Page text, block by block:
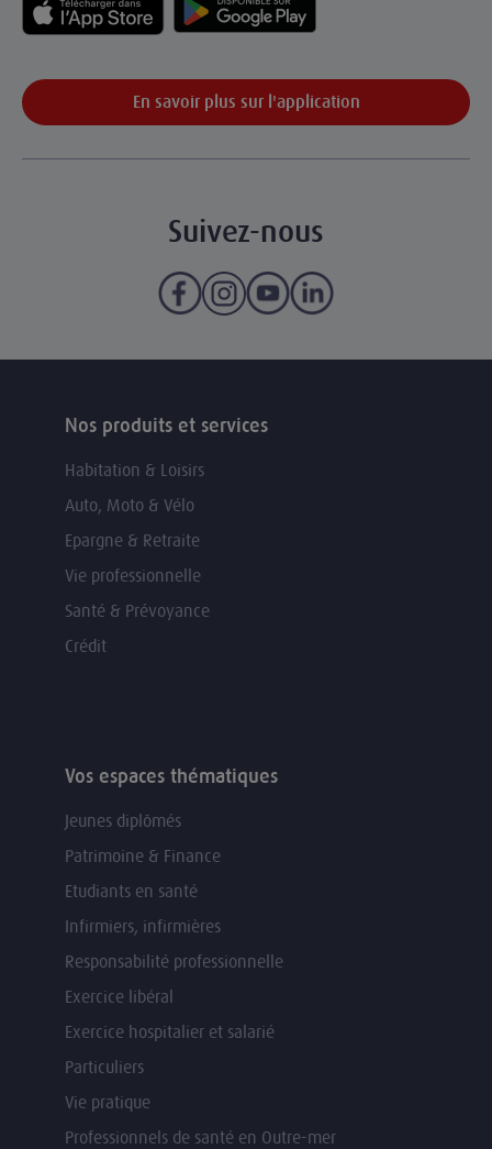
En savoir plus sur l'application
Suivez-nous
Nos produits et services
Habitation & Loisirs
Auto, Moto & Vélo
Epargne & Retraite
Vie professionnelle
Santé & Prévoyance
Crédit
Vos espaces thématiques
Jeunes diplômés
Patrimoine & Finance
Etudiants en santé
Infirmiers, infirmières
Responsabilité professionnelle
Exercice libéral
Exercice hospitalier et salarié
Particuliers
Vie pratique
Professionnels de santé en Outre-mer